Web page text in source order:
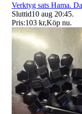
Verktyg sats Hama.
Sluttid10 aug 20:45.
Pris:103 kr,Köp nu.